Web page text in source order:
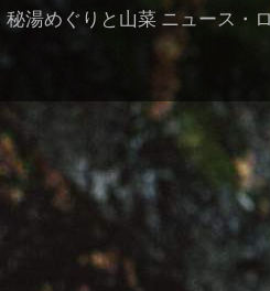
秘湯めぐりと山菜 ニュース・